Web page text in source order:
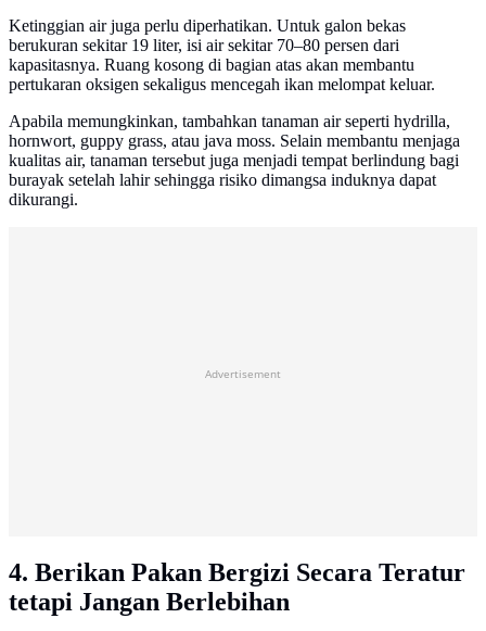
Ketinggian air juga perlu diperhatikan. Untuk galon bekas
berukuran sekitar 19 liter, isi air sekitar 70–80 persen dari
kapasitasnya. Ruang kosong di bagian atas akan membantu
pertukaran oksigen sekaligus mencegah ikan melompat keluar.
Apabila memungkinkan, tambahkan tanaman air seperti hydrilla,
hornwort, guppy grass, atau java moss. Selain membantu menjaga
kualitas air, tanaman tersebut juga menjadi tempat berlindung bagi
burayak setelah lahir sehingga risiko dimangsa induknya dapat
dikurangi.
Advertisement
4. Berikan Pakan Bergizi Secara Teratur
tetapi Jangan Berlebihan